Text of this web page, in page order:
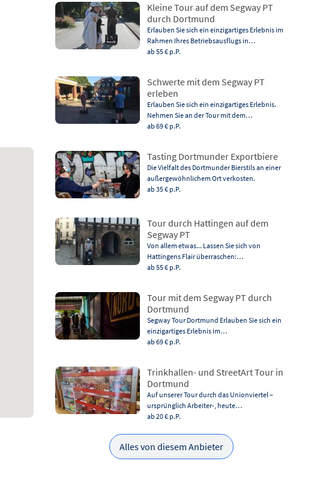
Kleine Tour auf dem Segway PT
durch Dortmund
Erlauben Sie sich ein einzigartiges Erlebnis im
Rahmen Ihres Betriebsausflugs in…
ab 55 € p.P.
Schwerte mit dem Segway PT
erleben
Erlauben Sie sich ein einzigartiges Erlebnis.
Nehmen Sie an der Tour mit dem…
ab 69 € p.P.
Tasting Dortmunder Exportbiere
Die Vielfalt des Dortmunder Bierstils an einer
außergewöhnlichem Ort verkosten.
ab 35 € p.P.
Tour durch Hattingen auf dem
Segway PT
Von allem etwas... Lassen Sie sich von
Hattingens Flair überraschen:…
ab 55 € p.P.
Tour mit dem Segway PT durch
Dortmund
Segway Tour Dortmund Erlauben Sie sich ein
einzigartiges Erlebnis im…
ab 69 € p.P.
Trinkhallen- und StreetArt Tour in
Dortmund
Auf unserer Tour durch das Unionviertel –
ursprünglich Arbeiter-, heute…
ab 20 € p.P.
Alles von diesem Anbieter